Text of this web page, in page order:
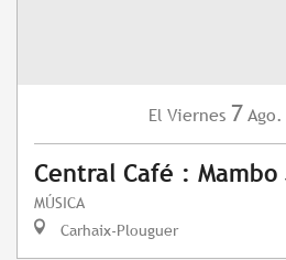
El Viernes 7 Ago.
Central Café : Mambo
MÚSICA
Carhaix-Plouguer